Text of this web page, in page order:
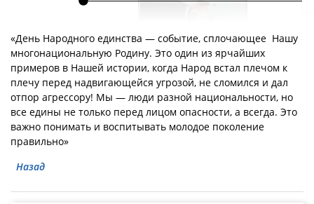
«День Народного единства — событие, сплочающее Нашу
многонациональную Родину. Это один из ярчайших
примеров в Нашей истории, когда Народ встал плечом к
плечу перед надвигающейся угрозой, не сломился и дал
отпор агрессору! Мы — люди разной национальности, но
все едины не только перед лицом опасности, а всегда. Это
важно понимать и воспитывать молодое поколение
правильно»
Назад